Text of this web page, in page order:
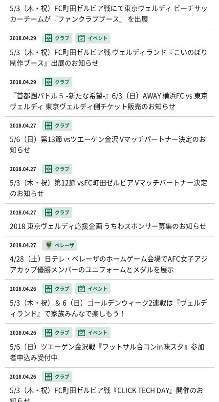
5/3（木・祝）FC町田ゼルビア戦にて東京ヴェルディ ビーチサッ
カーチームが『ファンクラブブース』 を出展
2018.04.29 クラブ イベント
5/3（木・祝）FC町田ゼルビア戦 ヴェルディランド『こいのぼり
制作ブース』出展のお知らせ
2018.04.29 クラブ
『首都圏バトル５ -新たな希望-』6/3（日）AWAY 横浜FC vs 東京
ヴェルディ 東京ヴェルディ側チケット販売のお知らせ
2018.04.27 クラブ
5/6（日）第13節 vsツエーゲン金沢 Vマッチパートナー決定のお
知らせ
2018.04.27 クラブ
5/3（木・祝）第12節 vsFC町田ゼルビア Vマッチパートナー決定
のお知らせ
2018.04.27 クラブ
2018 東京ヴェルディ応援企画 うちわスポンサー募集のお知らせ
2018.04.27 ベレーザ
4/28（土）日テレ・ベレーザのホームゲーム会場でAFC女子アジ
アカップ優勝メンバーのユニフォームとメダルを展示
2018.04.26 クラブ イベント
5/3（木・祝）＆ 6（日）ゴールデンウィーク2連戦は『ヴェルデ
ィランド』で家族みんなで楽しもう！
2018.04.26 クラブ イベント
5/6（日）ツエーゲン金沢戦『フットサル合コンin味スタ』参加
者申込み受付中
2018.04.26 クラブ
5/3（木・祝）FC町田ゼルビア戦『CLICK TECH DAY』開催のお